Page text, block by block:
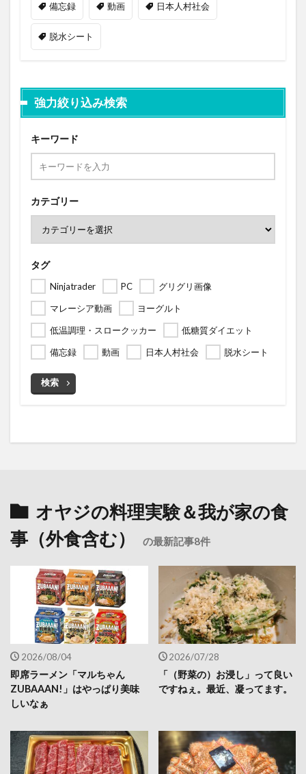
備忘録 動画 日本人村社会
脱水シート
強力絞り込み検索
キーワード
カテゴリー
タグ
Ninjatrader PC
グリグリ画像
マレーシア動画
ヨーグルト
低温調理・スロークッカー
低糖質ダイエット
備忘録
動画 日本人村社会 脱水シート
検索
オヤジの料理実験＆我が家の食
事（外食含む）
の最新記事8件
2026/08/04
即席ラーメン「マルちゃん
ZUBAAAN!」はやっぱり美味
しいなぁ
2026/07/28
「（野菜の）お浸し」って良い
ですねぇ。最近、凝ってます。